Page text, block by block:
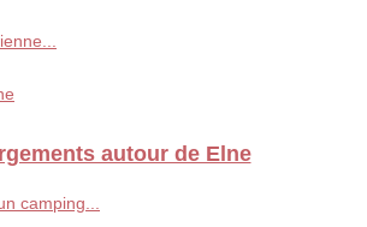
autour de Elne
camping...